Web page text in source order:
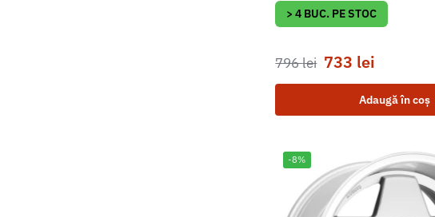
> 4 BUC. PE STOC
796lei 733 lei
Adaugă în coș
-8%